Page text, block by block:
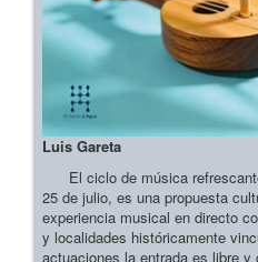
Luis Gareta
El ciclo de música
25 de julio, es una propuesta
experiencia musical en directo
y localidades históricamente
actuaciones la entrada es libre y